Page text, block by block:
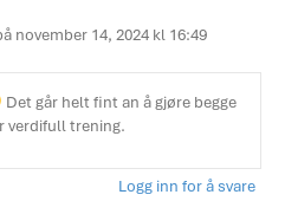
november 14, 2024 kl 16:49
Det går helt fint an å gjøre begge
verdifull trening.
Logg inn for å svare